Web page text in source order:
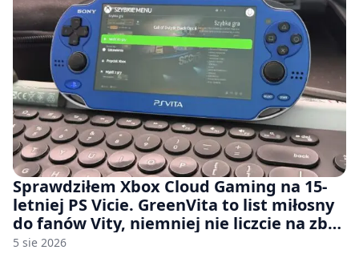
Sprawdziłem Xbox Cloud Gaming na 15-
letniej PS Vicie. GreenVita to list miłosny
do fanów Vity, niemniej nie liczcie na zbyt
wiele [FELIETON]
5 sie 2026